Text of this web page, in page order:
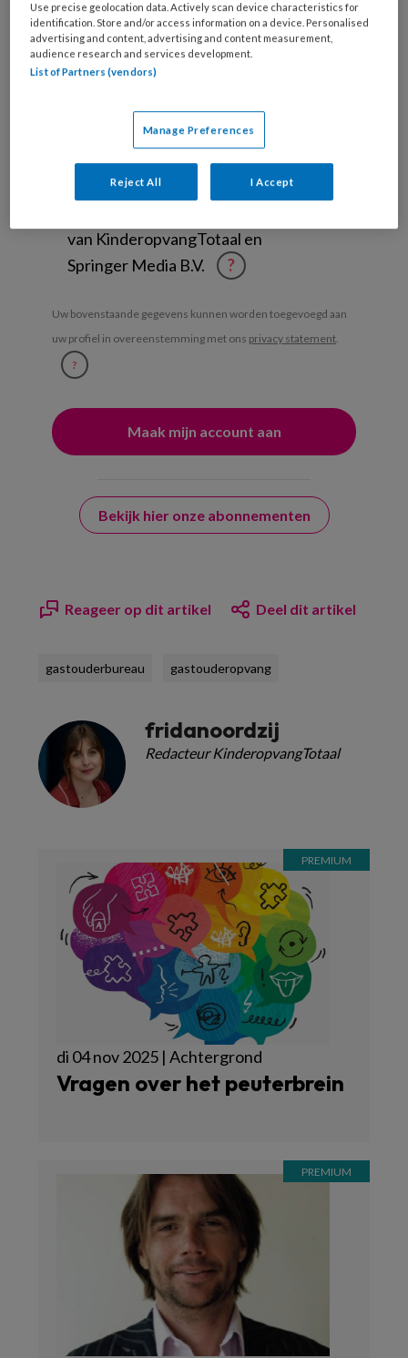
organisatie
werk
je?
Untitled
Ontvang 2x per week de
KinderopvangTotaal nieuwsbrief
Management Kinderopvang
Weekoverzicht
van KinderopvangTotaal en
Springer Media B.V.
?
Uw bovenstaande gegevens kunnen worden toegevoegd aan
uw profiel in overeenstemming met ons privacy statement.
?
Bekijk hier onze abonnementen
Reageer op dit artikel Deel dit artikel
gastouderbureau gastouderopvang
fridanoordzij
Redacteur KinderopvangTotaal
di 04 nov 2025 | Achtergrond
Vragen over het peuterbrein
Use precise geolocation data. Actively scan device characteristics for
identification. Store and/or access information on a device. Personalised
advertising and content, advertising and content measurement,
audience research and services development.
List of Partners (vendors)
Manage Preferences
Reject All I Accept